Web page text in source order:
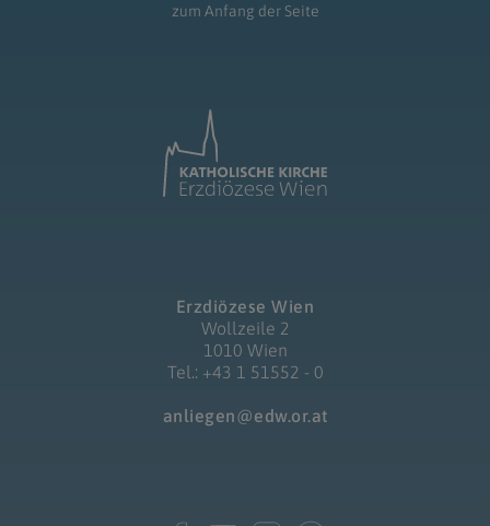
zum Anfang der Seite
Erzdiözese Wien
Wollzeile 2
1010 Wien
Tel.: +43 1 51552 - 0
anliegen@edw.or.at